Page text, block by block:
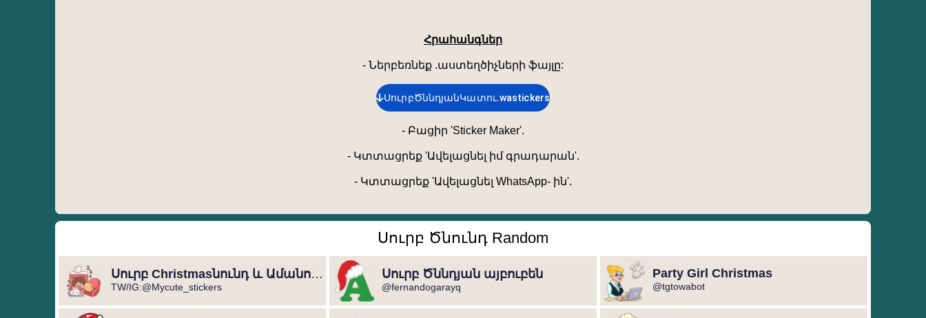
Հրահանգներ
- Ներբեռնեք .աստեղծիչների ֆայլը:
ՍուրբԾննդյանԿատու.wastickers
- Բացիր 'Sticker Maker'.
- Կտտացրեք 'Ավելացնել իմ գրադարան'.
- Կտտացրեք 'Ավելացնել WhatsApp- ին'.
Սուրբ Ծնունդ Random
Սուրբ Christmasնունդ և Ամանոր 7
TW/IG:@Mycute_stickers
Սուրբ Ծննդյան այբուբեն
@fernandogarayq
Party Girl Christmas
@tgtowabot